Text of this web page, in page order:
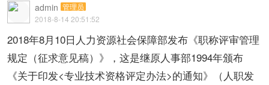
admin 管理员
2018-8-14 20:51:52
2018年8月10日人力资源社会保障部发布《职称评审管理
规定（征求意见稿）》，这是继原人事部1994年颁布
《关于印发<专业技术资格评定办法>的通知》（人职发